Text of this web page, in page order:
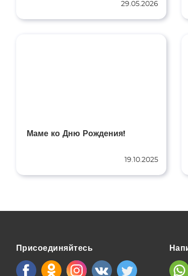
29.05.2026
Маме ко Дню Рождения!
19.10.2025
Присоединяйтесь